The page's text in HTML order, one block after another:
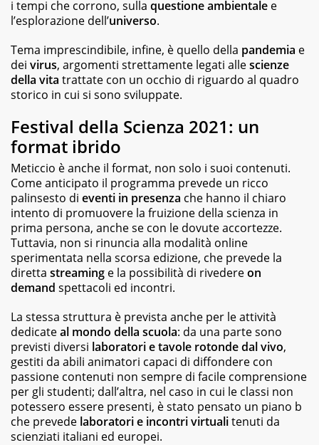
i tempi che corrono, sulla questione ambientale e
l’esplorazione dell’universo.
Tema imprescindibile, infine, è quello della pandemia e
dei virus, argomenti strettamente legati allescienze
della vita trattate con un occhio di riguardo al quadro
storico in cui si sono sviluppate.
Festival della Scienza 2021: un
format ibrido
Meticcio è anche il format, non solo i suoi contenuti.
Come anticipato il programma prevede un ricco
palinsesto di eventi in presenza che hanno il chiaro
intento di promuovere la fruizione della scienza in
prima persona, anche se con le dovute accortezze.
Tuttavia, non si rinuncia alla modalità online
sperimentata nella scorsa edizione, che prevede la
diretta streaming e la possibilità di rivedereon
demand spettacoli ed incontri.
La stessa struttura è prevista anche per le attività
dedicateal mondo della scuola: da una parte sono
previsti diversi laboratori e tavole rotonde dal vivo,
gestiti da abili animatori capaci di diffondere con
passione contenuti non sempre di facile comprensione
per gli studenti; dall’altra, nel caso in cui le classi non
potessero essere presenti, è stato pensato un piano b
che prevede laboratori e incontri virtualitenuti da
scienziati italiani ed europei.